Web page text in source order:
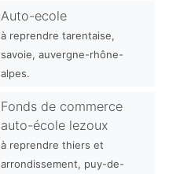
Auto-ecole
à reprendre tarentaise,
savoie, auvergne-rhône-
alpes.
Fonds de commerce
auto-école lezoux
à reprendre thiers et
arrondissement, puy-de-